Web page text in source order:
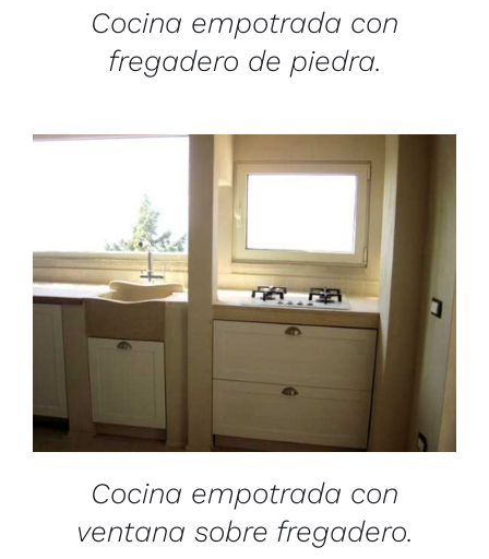
Cocina empotrada con
fregadero de piedra.
/
DETAILS
Cocina empotrada con
ventana sobre fregadero.